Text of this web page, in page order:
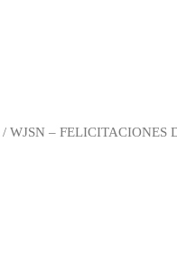
/ WJSN – FELICITACIONES